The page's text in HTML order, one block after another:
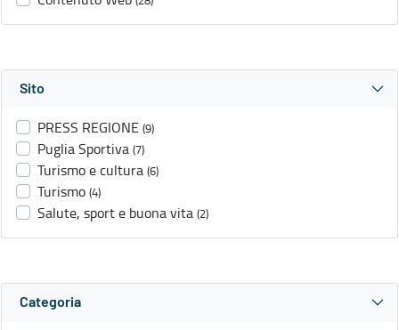
Sito
PRESS REGIONE (9)
Puglia Sportiva (7)
Turismo e cultura (6)
Turismo (4)
Salute, sport e buona vita (2)
Categoria